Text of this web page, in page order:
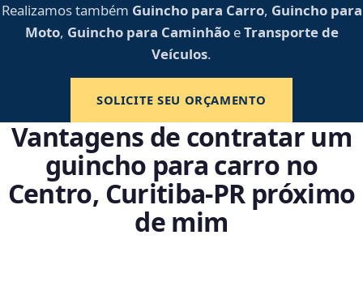
Realizamos também Guincho para Carro, Guincho para
Moto, Guincho para CaminhãoeTransporte de
Veículos.
SOLICITE SEU ORÇAMENTO
Vantagens de contratar um
guincho para carro no
Centro, Curitiba‑PR próximo
de mim